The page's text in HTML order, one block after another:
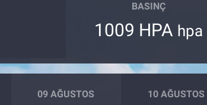
BASINÇ
1009 HPA hpa
09 AĞUSTOS 10 AĞUSTOS